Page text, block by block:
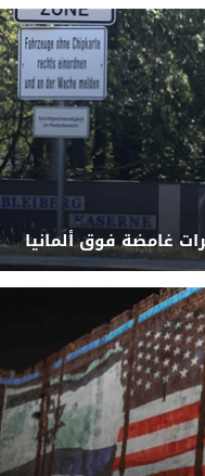
غامضة فوق ألمانيا